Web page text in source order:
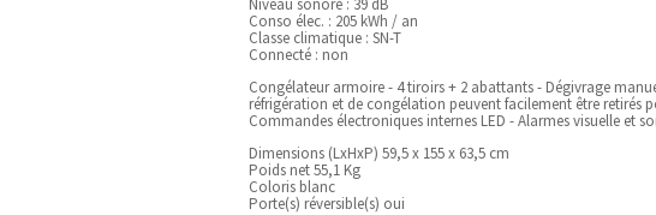
Niveau sonore : 39 dB
Conso élec. : 205 kWh / an
Classe climatique : SN-T
Connecté : non
Congélateur armoire - 4 tiroirs + 2 abattants - Dégivrage
réfrigération et de congélation peuvent facilement être
Commandes électroniques internes LED - Alarmes visuelle et
Dimensions (LxHxP) 59,5 x 155 x 63,5 cm
Poids net 55,1 Kg
Coloris blanc
Porte(s) réversible(s) oui